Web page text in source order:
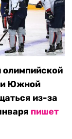
олимпийской
и Южной
из-за
пишет